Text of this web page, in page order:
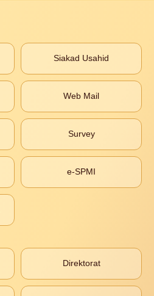
Siakad Usahid
Web Mail
Survey
e-SPMI
Direktorat